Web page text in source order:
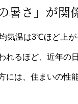
暑さ」が関
気温は3℃ほど上が
れるほど、近年の
には、住まいの性